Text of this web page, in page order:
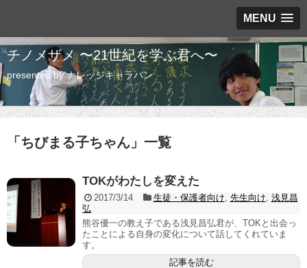
MENU
チノメザメ 〜21世紀を学ぶ君へ〜
presented by ナレッジキャラバン
「 ちびまる子ちゃん 」 一覧
TOKがわたしを変えた
2017/3/14 生徒・保護者向け 先生向け 浅見昌
弘
熊谷優一の教え子である浅見昌弘君が、TOKと出会っ
たことによる自身の変化について話してくれていま
す。
記事を読む